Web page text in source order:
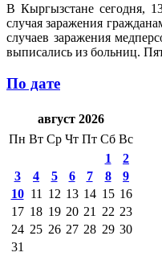
В Кыргызстане сегодня,
случая заражения
случаев заражения
выписались из больниц.
По дате
август 2026
Пн Вт Ср Чт Пт Сб Вс
1
2
3
4 5 6 7 8
9
10 11 12 13 14 15 16
17 18 19 20 21 22 23
24 25 26 27 28 29 30
31